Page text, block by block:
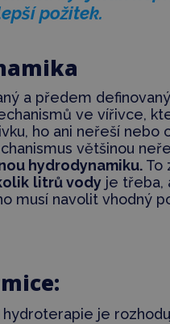
požitek.
a předem
ve vířivce,
ho ani neřeší nebo
většinou
hydrodynamiku.To
litrů vodyje třeba,
musí navolit vhodný
hydroterapie je